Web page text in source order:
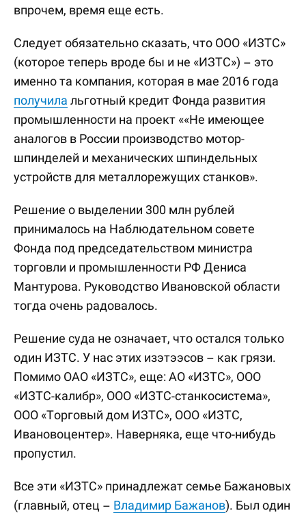
впрочем, время еще есть.
Следует обязательно сказать, что ООО «ИЗТС»
(которое теперь вроде бы и не «ИЗТС») – это
именно та компания, которая в мае 2016 года
получила льготный кредит Фонда развития
промышленности на проект ««Не имеющее
аналогов в России производство мотор-
шпинделей и механических шпиндельных
устройств для металлорежущих станков».
Решение о выделении 300 млн рублей
принималось на Наблюдательном совете
Фонда под председательством министра
торговли и промышленности РФ Дениса
Мантурова. Руководство Ивановской области
тогда очень радовалось.
Решение суда не означает, что остался только
один ИЗТС. У нас этих изэтээсов – как грязи.
Помимо ОАО «ИЗТС», еще: АО «ИЗТС», ООО
«ИЗТС-калибр», ООО «ИЗТС-станкосистема»,
ООО «Торговый дом ИЗТС», ООО «ИЗТС,
Ивановоцентер». Наверняка, еще что-нибудь
пропустил.
Все эти «ИЗТС» принадлежат семье Бажановых
(главный, отец – Владимир Бажанов). Был один